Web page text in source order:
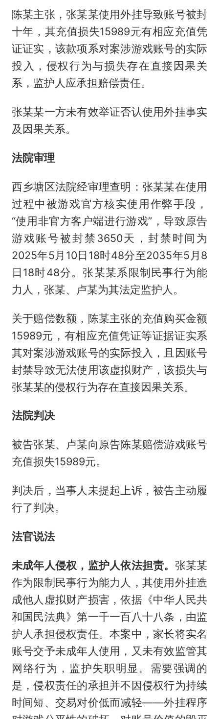
陈某主张，张某某使用外挂导致账号被封
十年，其充值损失15989元有相应充值凭
证证实，该款项系对案涉游戏账号的实际
投入，侵权行为与损失存在直接因果关
系，监护人应承担赔偿责任。
张某某一方未有效举证否认使用外挂事实
及因果关系。
法院审理
西乡塘区法院经审理查明：张某某在使用
过程中被游戏官方核实使用作弊手段，
“使用非官方客户端进行游戏”，导致原告
游戏账号被封禁3650天，封禁时间为
2025年5月10日18时48分至2035年5月8
日18时48分。张某某系限制民事行为能
力人，张某、卢某为其法定监护人。
关于赔偿数额，陈某主张的充值购买金额
15989元，有相应充值凭证等证据证实系
其对案涉游戏账号的实际投入，且因账号
封禁导致无法使用该虚拟财产，该损失与
张某某的侵权行为存在直接因果关系。
法院判决
被告张某、卢某向原告陈某赔偿游戏账号
充值损失15989元。
判决后，当事人未提起上诉，被告主动履
行了判决。
法官说法
未成年人侵权，监护人依法担责。 张某某
作为限制民事行为能力人，其使用外挂造
成他人虚拟财产损害，依据《中华人民共
和国民法典》第一千一百八十八条，由监
护人承担侵权责任。本案中，家长将实名
账号交予未成年人使用，又未有效监管其
网络行为，监护失职明显。需要强调的
是，侵权责任的承担并不因侵权行为持续
时间短、交易对价低而减轻——外挂程序